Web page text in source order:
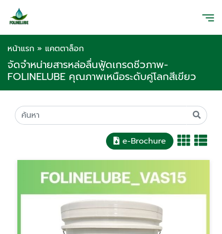
หน้าแรก » แคตตาล็อก
จัดจำหน่ายสารหล่อลื่นฟู้ดเกรดชีวภาพ-
FOLINELUBE คุณภาพเหนือระดับคู่โลกสีเขียว
e-Brochure